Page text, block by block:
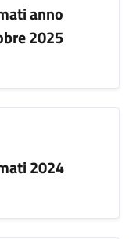
anno
2025
2024